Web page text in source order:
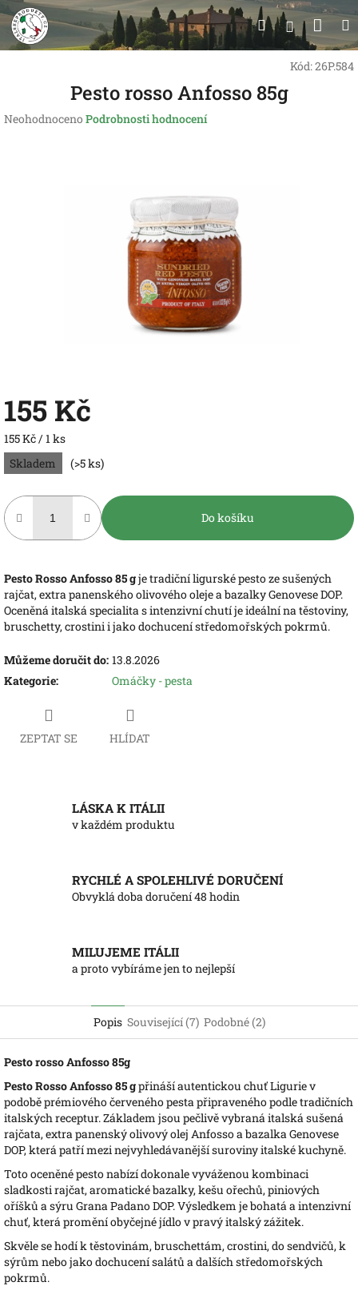
Přejít
na
obsah
Hledat
Kód:26P.584
Pesto rosso Anfosso 85g
Průměrné
Neohodnoceno Podrobnosti hodnocení
155 Kč
Měrná
cena:
155 Kč / 1 ks
Skladem
(>5 ks)
Do košíku
Pesto Rosso Anfosso 85 gje tradiční ligurské pesto ze sušených
rajčat, extra panenského olivového oleje a bazalky Genovese DOP.
Oceněná italská specialita s intenzivní chutí je ideální na těstoviny,
bruschetty, crostini i jako dochucení středomořských pokrmů.
Můžeme doručit do: 13.8.2026
Kategorie: Omáčky - pesta
ZEPTAT SE HLÍDAT
LÁSKA K ITÁLII
v každém produktu
RYCHLÉ A SPOLEHLIVÉ DORUČENÍ
Obvyklá doba doručení 48 hodin
MILUJEME ITÁLII
a proto vybíráme jen to nejlepší
Popis Související (7) Podobné (2)
Pesto rosso Anfosso 85g
Pesto Rosso Anfosso 85 gpřináší autentickou chuť Ligurie v
podobě prémiového červeného pesta připraveného podle tradičních
italských receptur. Základem jsou pečlivě vybraná italská sušená
rajčata, extra panenský olivový olej Anfosso a bazalka Genovese
DOP, která patří mezi nejvyhledávanější suroviny italské kuchyně.
Toto oceněné pesto nabízí dokonale vyváženou kombinaci
sladkosti rajčat, aromatické bazalky, kešu ořechů, piniových
oříšků a sýru Grana Padano DOP. Výsledkem je bohatá a intenzivní
chuť, která promění obyčejné jídlo v pravý italský zážitek.
Skvěle se hodí k těstovinám, bruschettám, crostini, do sendvičů, k
sýrům nebo jako dochucení salátů a dalších středomořských
pokrmů.